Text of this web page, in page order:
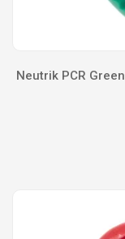
Neutrik PCR Green